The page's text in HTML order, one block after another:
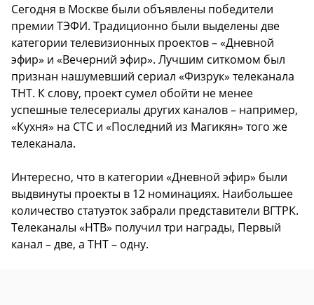
Сегодня в Москве были объявлены победители
премии ТЭФИ. Традиционно были выделены две
категории телевизионных проектов – «Дневной
эфир» и «Вечерний эфир». Лучшим ситкомом был
признан нашумевший сериал «Физрук» телеканала
ТНТ. К слову, проект сумел обойти не менее
успешные телесериалы других каналов – например,
«Кухня» на СТС и «Последний из Магикян» того же
телеканала.
Интересно, что в категории «Дневной эфир» были
выдвинуты проекты в 12 номинациях. Наибольшее
количество статуэток забрали представители ВГТРК.
Телеканалы «НТВ» получил три награды, Первый
канал – две, а ТНТ – одну.